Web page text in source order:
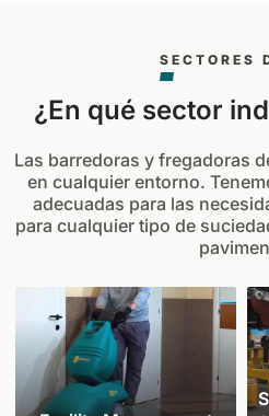
SECTORES
¿En qué sector
Las barredoras y fregadoras
en cualquier entorno.
adecuadas para las
para cualquier tipo de